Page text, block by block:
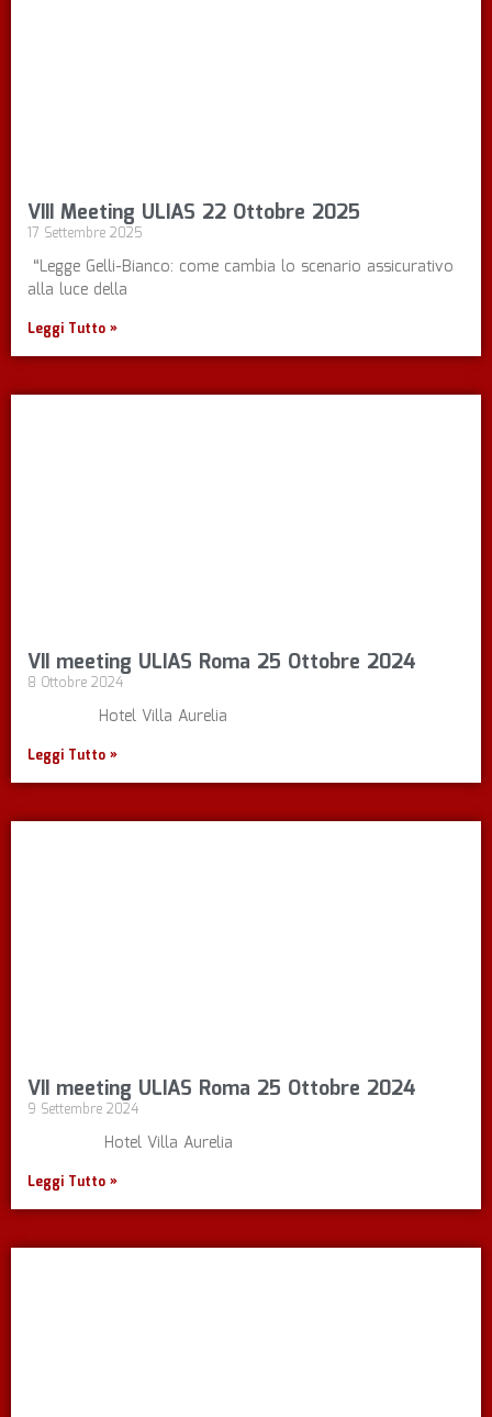
VIII Meeting ULIAS 22 Ottobre 2025
17 Settembre 2025
“Legge Gelli-Bianco: come cambia lo scenario assicurativo
alla luce della
Leggi Tutto »
VII meeting ULIAS Roma 25 Ottobre 2024
8 Ottobre 2024
Hotel Villa Aurelia
Leggi Tutto »
VII meeting ULIAS Roma 25 Ottobre 2024
9 Settembre 2024
Hotel Villa Aurelia
Leggi Tutto »